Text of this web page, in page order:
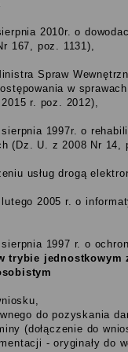
2010r. o
167, poz. 1131),
Spraw
w
r. poz. 2012),
1997r. o
(Dz. U. z 2008 Nr
usług drogą
2005 r. o
1997 r. o
trybie
do pozyskania
(dołączenie do
- oryginały do